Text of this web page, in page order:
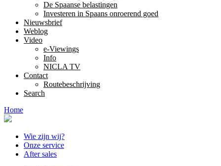
De Spaanse belastingen
Investeren in Spaans onroerend goed
Nieuwsbrief
Weblog
Video
e-Viewings
Info
NICLA TV
Contact
Routebeschrijving
Search
Home
Wie zijn wij?
Onze service
After sales